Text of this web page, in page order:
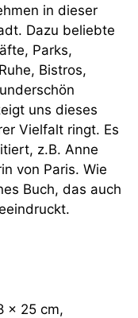
in dieser
Dazu beliebte
Parks,
Bistros,
uns dieses
Vielfalt ringt. Es
z.B. Anne
von Paris. Wie
Buch, das auch
x 25 cm,